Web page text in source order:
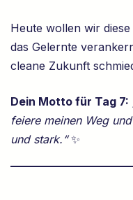
Heute wollen wir
das Gelernte
cleane Zukunft
Dein Motto für Tag 7:
feiere meinen Weg
und stark.“✨